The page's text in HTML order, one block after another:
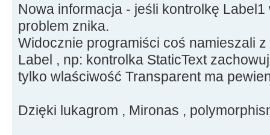
Nowa informacja - jeśli kontrolkę
problem znika.
Widocznie programiści coś namieszali
Label , np: kontrolka StaticText
tylko wlaściwość Transparent ma
Dzięki lukagrom , Mironas ,